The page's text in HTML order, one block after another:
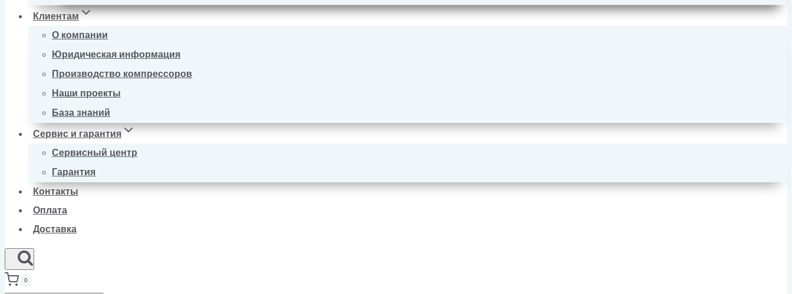
Клиентам
О компании
Юридическая информация
Производство компрессоров
Наши проекты
База знаний
Сервис и гарантия
Сервисный центр
Гарантия
Контакты
Оплата
Доставка
0